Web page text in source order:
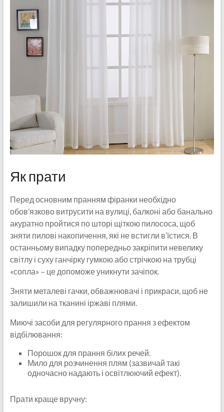
Як прати
Перед основним пранням фіранки необхідно
обов’язково витрусити на вулиці, балконі або банально
акуратно пройтися по шторі щіткою пилососа, щоб
зняти пилові накопичення, які не встигли в’їстися. В
останньому випадку попередньо закріпити невелику
світлу і суху ганчірку гумкою або стрічкою на трубці
«сопла» – це допоможе уникнути зачіпок.
Зняти металеві гачки, обважнювачі і прикраси, щоб не
залишили на тканині іржаві плями.
Миючі засоби для регулярного прання з ефектом
відбілювання:
Порошок для прання білих речей.
Мило для розчинення плям (зазвичай такі
одночасно надають і освітлюючий ефект).
Прати краще вручну: